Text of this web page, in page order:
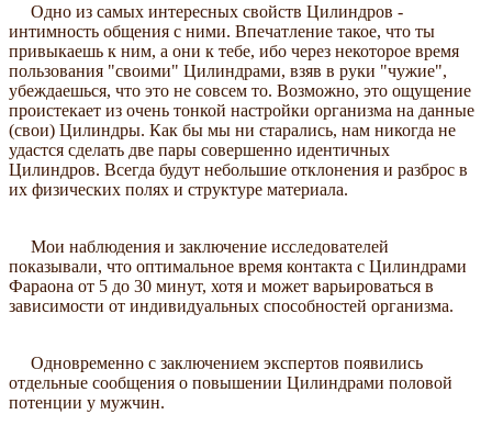
Одно из самых интересных свойств Цилиндров -
интимность общения с ними. Впечатление такое, что ты
привыкаешь к ним, а они к тебе, ибо через некоторое время
пользования "своими" Цилиндрами, взяв в руки "чужие",
убеждаешься, что это не совсем то. Возможно, это ощущение
проистекает из очень тонкой настройки организма на данные
(свои) Цилиндры. Как бы мы ни старались, нам никогда не
удастся сделать две пары совершенно идентичных
Цилиндров. Всегда будут небольшие отклонения и разброс в
их физических полях и структуре материала.
Мои наблюдения и заключение исследователей
показывали, что оптимальное время контакта с Цилиндрами
Фараона от 5 до 30 минут, хотя и может варьироваться в
зависимости от индивидуальных способностей организма.
Одновременно с заключением экспертов появились
отдельные сообщения о повышении Цилиндрами половой
потенции у мужчин.